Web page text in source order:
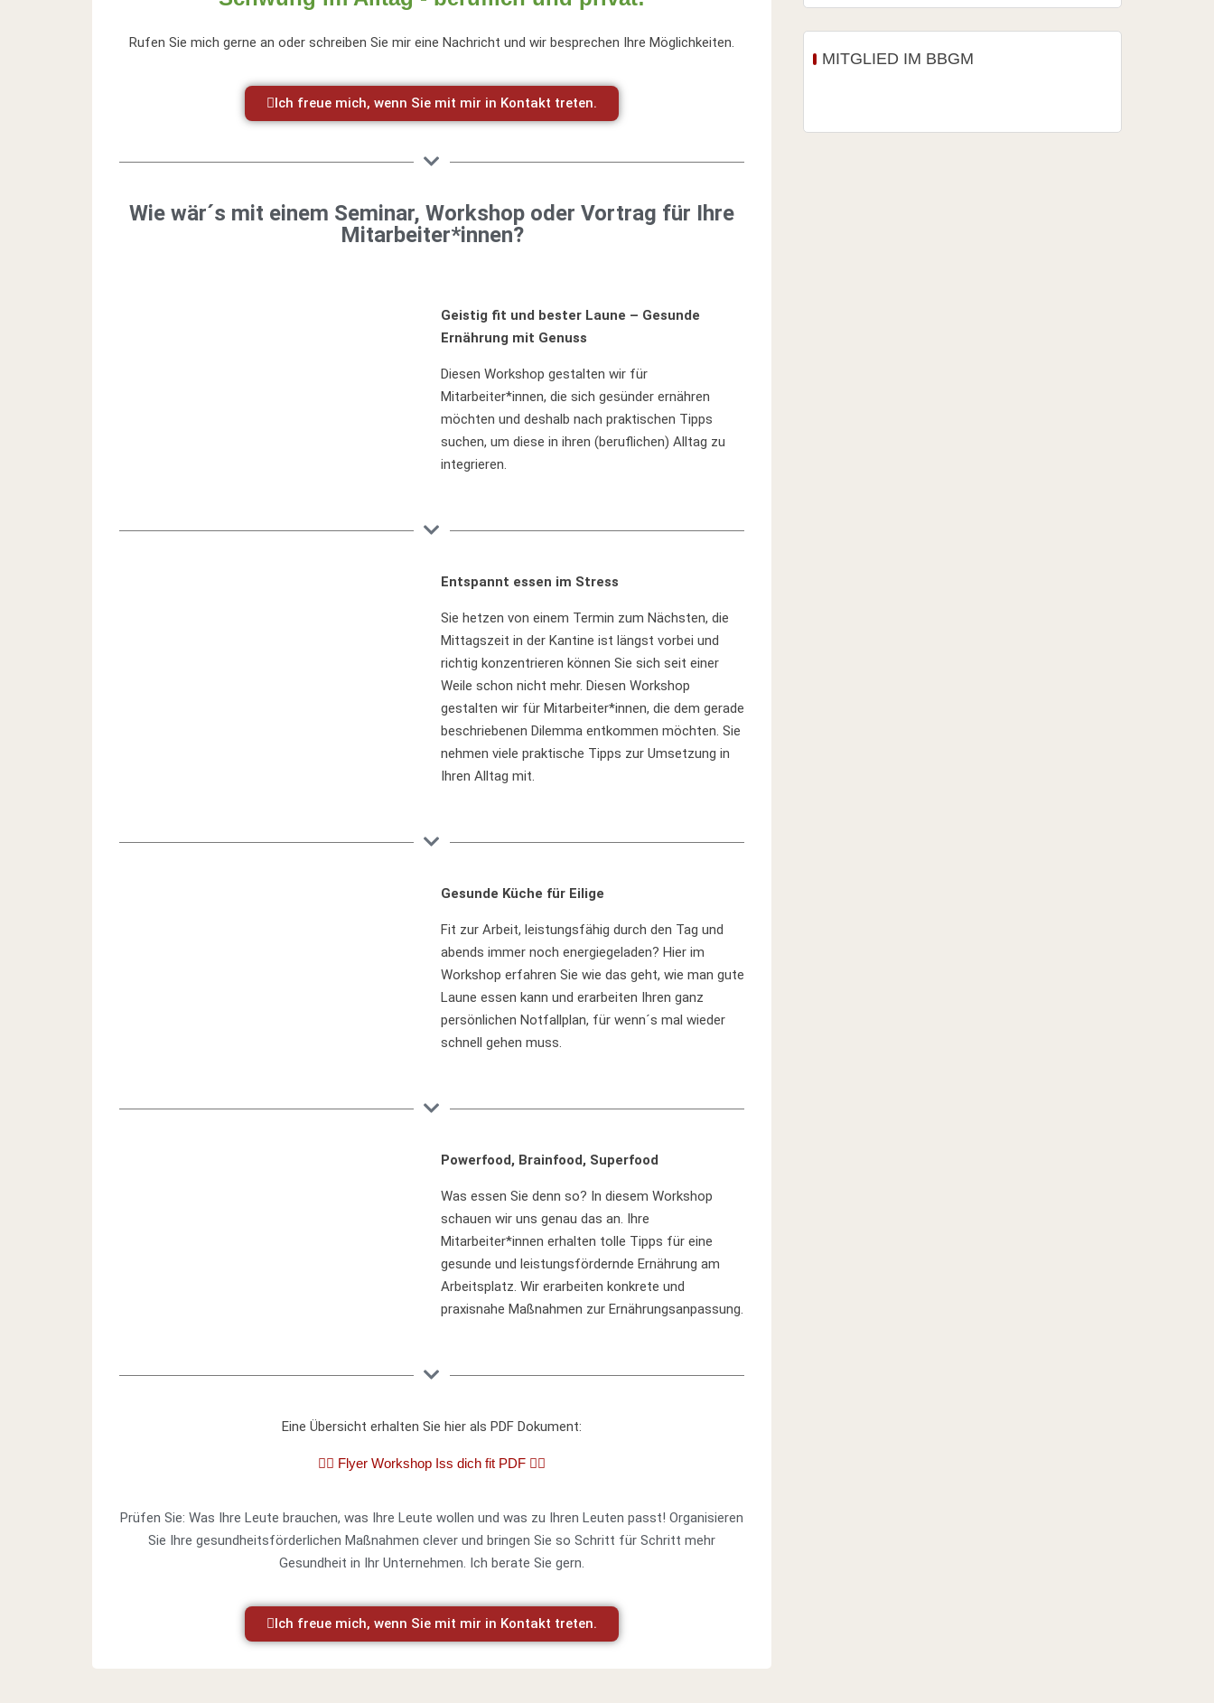
Rufen Sie mich gerne an oder schreiben Sie mir eine Nachricht und wir besprechen Ihre Möglichkeiten.
Ich freue mich, wenn Sie mit mir in Kontakt treten.
Wie wär´s mit einem Seminar, Workshop oder Vortrag für Ihre
Mitarbeiter*innen?
Geistig fit und bester Laune – Gesunde
Ernährung mit Genuss
Diesen Workshop gestalten wir für
Mitarbeiter*innen, die sich gesünder ernähren
möchten und deshalb nach praktischen Tipps
suchen, um diese in ihren (beruflichen) Alltag zu
integrieren.
Entspannt essen im Stress
Sie hetzen von einem Termin zum Nächsten, die
Mittagszeit in der Kantine ist längst vorbei und
richtig konzentrieren können Sie sich seit einer
Weile schon nicht mehr. Diesen Workshop
gestalten wir für Mitarbeiter*innen, die dem gerade
beschriebenen Dilemma entkommen möchten. Sie
nehmen viele praktische Tipps zur Umsetzung in
Ihren Alltag mit.
Gesunde Küche für Eilige
Fit zur Arbeit, leistungsfähig durch den Tag und
abends immer noch energiegeladen? Hier im
Workshop erfahren Sie wie das geht, wie man gute
Laune essen kann und erarbeiten Ihren ganz
persönlichen Notfallplan, für wenn´s mal wieder
schnell gehen muss.
Powerfood, Brainfood, Superfood
Was essen Sie denn so? In diesem Workshop
schauen wir uns genau das an. Ihre
Mitarbeiter*innen erhalten tolle Tipps für eine
gesunde und leistungsfördernde Ernährung am
Arbeitsplatz. Wir erarbeiten konkrete und
praxisnahe Maßnahmen zur Ernährungsanpassung.
Eine Übersicht erhalten Sie hier als PDF Dokument:
👉🏼 Flyer Workshop Iss dich fit PDF 👈🏼
Prüfen Sie: Was Ihre Leute brauchen, was Ihre Leute wollen und was zu Ihren Leuten passt! Organisieren
Sie Ihre gesundheitsförderlichen Maßnahmen clever und bringen Sie so Schritt für Schritt mehr
Gesundheit in Ihr Unternehmen. Ich berate Sie gern.
Ich freue mich, wenn Sie mit mir in Kontakt treten.
MITGLIED IM BBGM